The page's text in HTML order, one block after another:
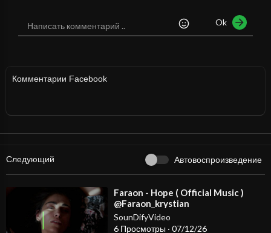
Ok
Комментарии Facebook
Следующий Автовоспроизведение
⁣Faraon - Hope ( Official Music )
@Faraon_krystian
SounDifyVideo
6 Просмотры · 07/12/26